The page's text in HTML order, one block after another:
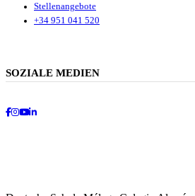
Stellenangebote
+34 951 041 520
SOZIALE MEDIEN